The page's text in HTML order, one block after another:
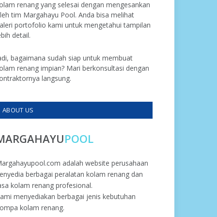
renang yang selesai dengan mengesankan
tim Margahayu Pool. Anda bisa melihat
portofolio kami untuk mengetahui tampilan
detail.
bagaimana sudah siap untuk membuat
renang impian? Mari berkonsultasi dengan
langsung.
ABOUT US
POOL
adalah website perusahaan
berbagai peralatan kolam renang dan
kolam renang profesional.
menyediakan berbagai jenis kebutuhan
kolam renang.